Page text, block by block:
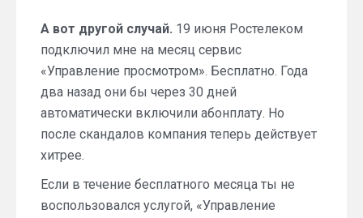
А вот другой случай. 19 июня Ростелеком
подключил мне на месяц сервис
«Управление просмотром». Бесплатно. Года
два назад они бы через 30 дней
автоматически включили абонплату. Но
после скандалов компания теперь действует
хитрее.
Если в течение бесплатного месяца ты не
воспользовался услугой, «Управление